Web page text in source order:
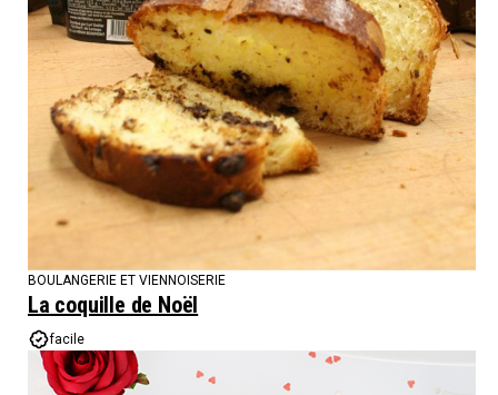
BOULANGERIE ET VIENNOISERIE
La coquille de Noël
facile